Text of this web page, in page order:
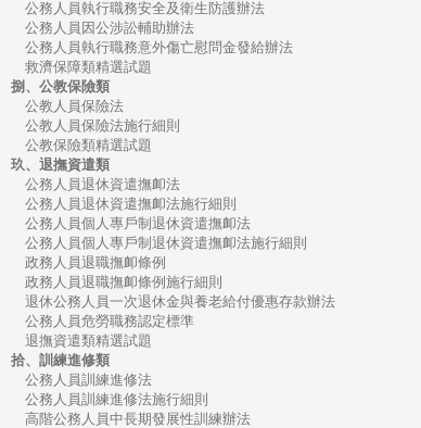
公務人員執行職務安全及衛生防護辦法
公務人員因公涉訟輔助辦法
公務人員執行職務意外傷亡慰問金發給辦法
救濟保障類精選試題
捌、公教保險類
公教人員保險法
公教人員保險法施行細則
公教保險類精選試題
玖、退撫資遣類
公務人員退休資遣撫卹法
公務人員退休資遣撫卹法施行細則
公務人員個人專戶制退休資遣撫卹法
公務人員個人專戶制退休資遣撫卹法施行細則
政務人員退職撫卹條例
政務人員退職撫卹條例施行細則
退休公務人員一次退休金與養老給付優惠存款辦法
公務人員危勞職務認定標準
退撫資遣類精選試題
拾、訓練進修類
公務人員訓練進修法
公務人員訓練進修法施行細則
高階公務人員中長期發展性訓練辦法